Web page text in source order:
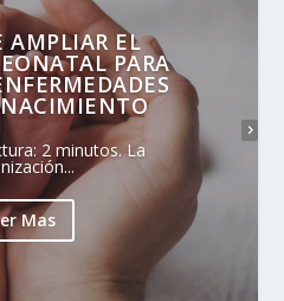
AMPLIAR EL
PARA
NACIMIENTO
2 minutos. La
Mas